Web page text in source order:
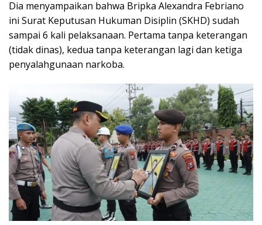
Dia menyampaikan bahwa Bripka Alexandra Febriano
ini Surat Keputusan Hukuman Disiplin (SKHD) sudah
sampai 6 kali pelaksanaan. Pertama tanpa keterangan
(tidak dinas), kedua tanpa keterangan lagi dan ketiga
penyalahgunaan narkoba.